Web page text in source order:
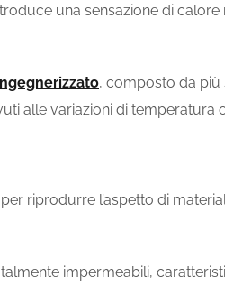
una sensazione di
, composto da più
alle variazioni di temperatura
riprodurre l’aspetto di
impermeabili,